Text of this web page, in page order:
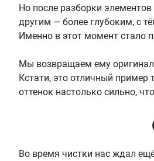
Но после разборки
другим — более глубоким, с
Именно в этот момент стало
Мы возвращаем ему
Кстати, это отличный пример
оттенок настолько сильно,
Во время чистки нас ждал